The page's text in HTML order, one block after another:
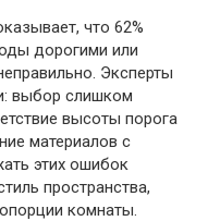
что 62%
дорогими или
Эксперты
выбор слишком
высоты порога
материалов с
этих ошибок
пространства,
комнаты.